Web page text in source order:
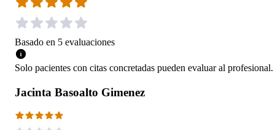
Basado en 5 evaluaciones
Solo pacientes con citas concretadas pueden evaluar al profesional.
Jacinta Basoalto Gimenez